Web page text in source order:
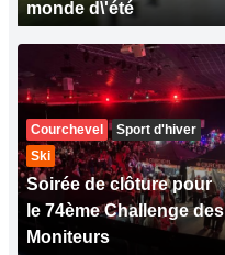
monde d\'été
Courchevel
Sport d'hiver
Ski
Soirée de clôture pour
le 74ème Challenge des
Moniteurs